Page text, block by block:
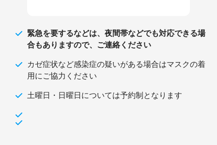
緊急を要するなどは、夜間帯などでも対応できる場
合もありますので、ご連絡ください
カゼ症状など感染症の疑いがある場合はマスクの着
用にご協力ください
土曜日・日曜日については予約制となります